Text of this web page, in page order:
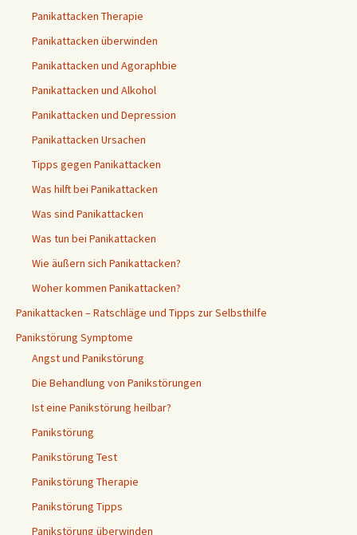
Panikattacken Therapie
Panikattacken überwinden
Panikattacken und Agoraphbie
Panikattacken und Alkohol
Panikattacken und Depression
Panikattacken Ursachen
Tipps gegen Panikattacken
Was hilft bei Panikattacken
Was sind Panikattacken
Was tun bei Panikattacken
Wie äußern sich Panikattacken?
Woher kommen Panikattacken?
Panikattacken – Ratschläge und Tipps zur Selbsthilfe
Panikstörung Symptome
Angst und Panikstörung
Die Behandlung von Panikstörungen
Ist eine Panikstörung heilbar?
Panikstörung
Panikstörung Test
Panikstörung Therapie
Panikstörung Tipps
Panikstörung überwinden